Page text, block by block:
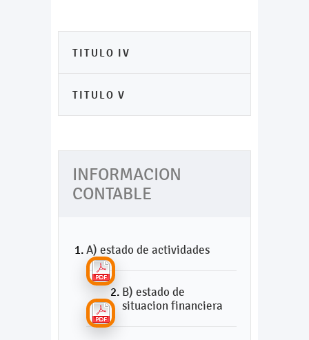
TITULO IV
TITULO V
INFORMACION
CONTABLE
A) estado de actividades
B) estado de
situacion financiera